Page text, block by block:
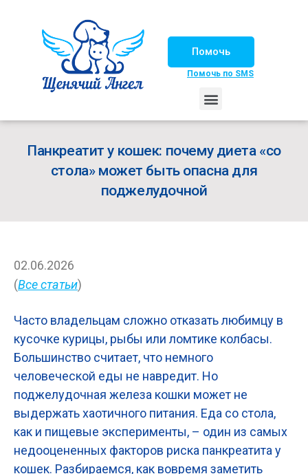
Помочь
Помочь по SMS
Панкреатит у кошек: почему диета «со
стола» может быть опасна для
поджелудочной
02.06.2026
(Все статьи)
Часто владельцам сложно отказать любимцу в
кусочке курицы, рыбы или ломтике колбасы.
Большинство считает, что немного
человеческой еды не навредит. Но
поджелудочная железа кошки может не
выдержать хаотичного питания. Еда со стола,
как и пищевые эксперименты, – один из самых
недооцененных факторов риска панкреатита у
кошек. Разбираемся, как вовремя заметить